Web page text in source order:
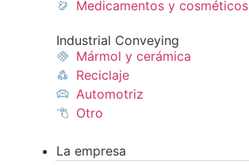
Medicamentos y cosméticos​
Industrial Conveying
Mármol y cerámica
Reciclaje
Automotriz
Otro
La empresa